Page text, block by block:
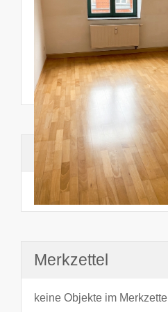
Suchhistorie
noch nichts angesehen
Merkzettel
keine Objekte im Merkzettel